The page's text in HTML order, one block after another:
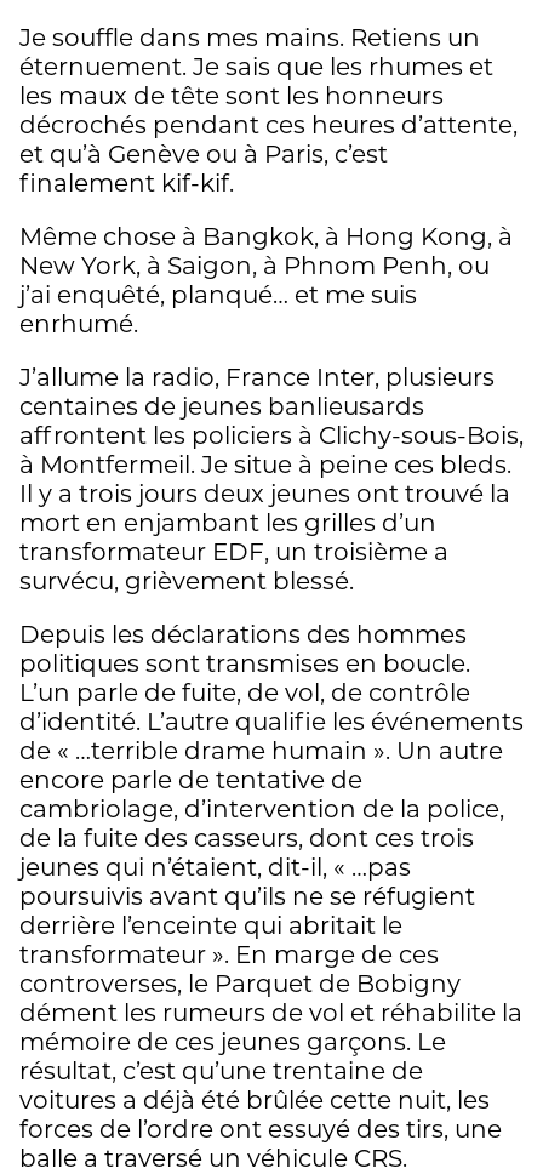
Je souffle dans mes mains. Retiens un
éternuement. Je sais que les rhumes et
les maux de tête sont les honneurs
décrochés pendant ces heures d’attente,
et qu’à Genève ou à Paris, c’est
finalement kif-kif.
Même chose à Bangkok, à Hong Kong, à
New York, à Saigon, à Phnom Penh, ou
j’ai enquêté, planqué… et me suis
enrhumé.
J’allume la radio, France Inter, plusieurs
centaines de jeunes banlieusards
affrontent les policiers à Clichy-sous-Bois,
à Montfermeil. Je situe à peine ces bleds.
Il y a trois jours deux jeunes ont trouvé la
mort en enjambant les grilles d’un
transformateur EDF, un troisième a
survécu, grièvement blessé.
Depuis les déclarations des hommes
politiques sont transmises en boucle.
L’un parle de fuite, de vol, de contrôle
d’identité. L’autre qualifie les événements
de « …terrible drame humain ». Un autre
encore parle de tentative de
cambriolage, d’intervention de la police,
de la fuite des casseurs, dont ces trois
jeunes qui n’étaient, dit-il, « …pas
poursuivis avant qu’ils ne se réfugient
derrière l’enceinte qui abritait le
transformateur ». En marge de ces
controverses, le Parquet de Bobigny
dément les rumeurs de vol et réhabilite la
mémoire de ces jeunes garçons. Le
résultat, c’est qu’une trentaine de
voitures a déjà été brûlée cette nuit, les
forces de l’ordre ont essuyé des tirs, une
balle a traversé un véhicule CRS.